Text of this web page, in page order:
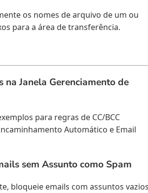
os nomes de arquivo de um ou
para a área de transferência.
na Janela Gerenciamento de
para regras de CC/BCC
Automático e Email
sem Assunto como Spam
bloqueie emails com assuntos